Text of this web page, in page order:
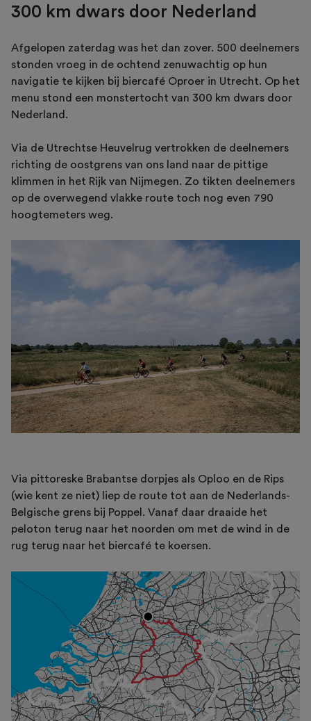
300 km dwars door Nederland
Afgelopen zaterdag was het dan zover. 500 deelnemers
stonden vroeg in de ochtend zenuwachtig op hun
navigatie te kijken bij biercafé Oproer in Utrecht. Op het
menu stond een monstertocht van 300 km dwars door
Nederland.
Via de Utrechtse Heuvelrug vertrokken de deelnemers
richting de oostgrens van ons land naar de pittige
klimmen in het Rijk van Nijmegen. Zo tikten deelnemers
op de overwegend vlakke route toch nog even 790
hoogtemeters weg.
Via pittoreske Brabantse dorpjes als Oploo en de Rips
(wie kent ze niet) liep de route tot aan de Nederlands-
Belgische grens bij Poppel. Vanaf daar draaide het
peloton terug naar het noorden om met de wind in de
rug terug naar het biercafé te koersen.